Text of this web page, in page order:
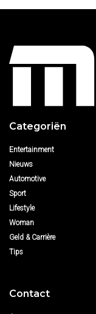
Categoriën
Entertainment
Nieuws
Automotive
Sport
Lifestyle
Woman
Geld & Carrière
Tips
Contact